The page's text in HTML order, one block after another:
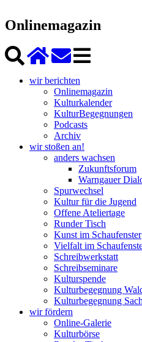
Onlinemagazin
wir berichten
Onlinemagazin
Kulturkalender
KulturBegegnungen
Podcasts
Archiv
wir stoßen an!
anders wachsen
Zukunftsforum
Warngauer
Spurwechsel
Kultur für die Jugend
Offene Ateliertage
Runder Tisch
Kunst im Schaufenster
Vielfalt im
Schreibwerkstatt
Schreibseminare
Kulturspende
Kulturbegegnung
Kulturbegegnung
wir fördern
Online-Galerie
Kulturbörse